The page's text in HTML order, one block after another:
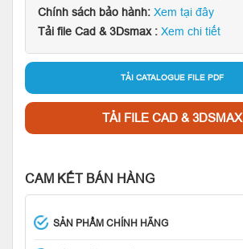
Chính sách bảo hành: Xem tại đây
Tải file Cad & 3Dsmax : Xem chi tiết
TẢI CATALOGUE FILE PDF
TẢI FILE CAD & 3DSMAX
CAM KẾT BÁN HÀNG
SẢN PHẨM CHÍNH HÃNG